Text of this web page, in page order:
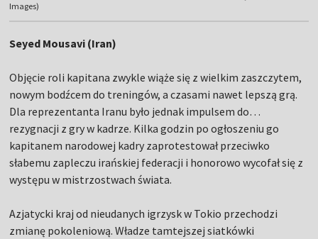
Images)
Seyed Mousavi (Iran)
Objęcie roli kapitana zwykle wiąże się z wielkim zaszczytem,
nowym bodźcem do treningów, a czasami nawet lepszą grą.
Dla reprezentanta Iranu było jednak impulsem do…
rezygnacji z gry w kadrze. Kilka godzin po ogłoszeniu go
kapitanem narodowej kadry zaprotestował przeciwko
słabemu zapleczu irańskiej federacji i honorowo wycofał się z
występu w mistrzostwach świata.
Azjatycki kraj od nieudanych igrzysk w Tokio przechodzi
zmianę pokoleniową. Władze tamtejszej siatkówki